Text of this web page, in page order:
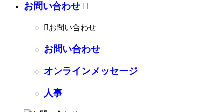
お問い合わせ 
お問い合わせ
お問い合わせ
オンラインメッセージ
人事